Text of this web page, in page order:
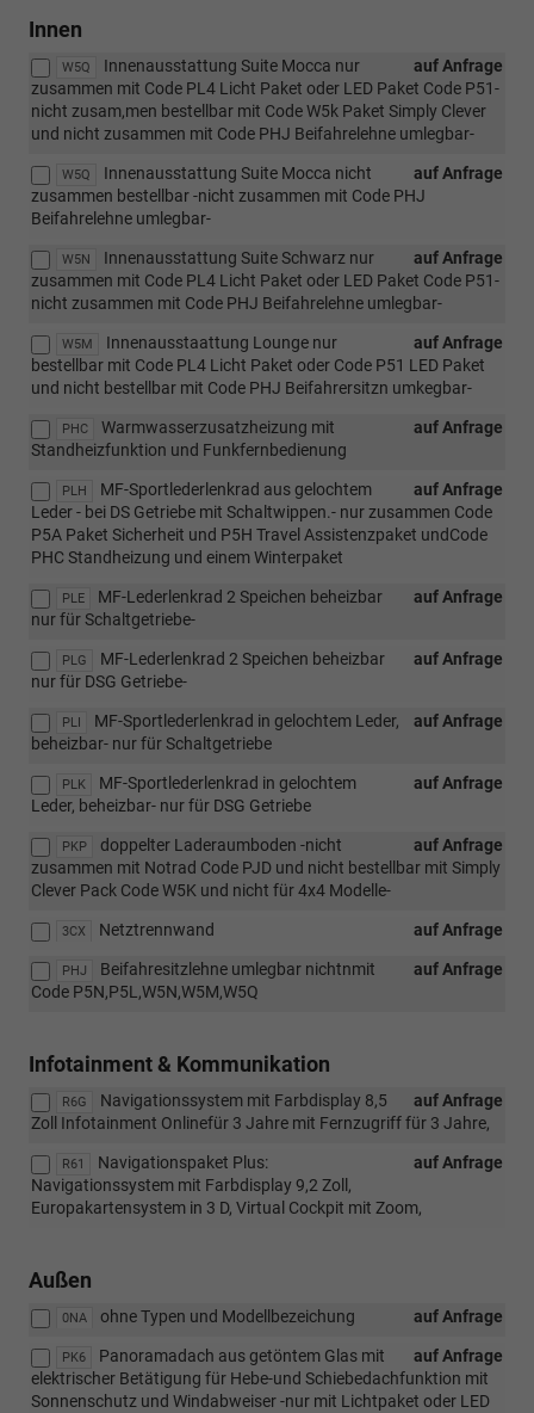
Innen
W5Q auf Anfrage
Innenausstattung Suite Mocca nur
zusammen mit Code PL4 Licht Paket oder LED Paket Code P51-
nicht zusam,men bestellbar mit Code W5k Paket Simply Clever
und nicht zusammen mit Code PHJ Beifahrelehne umlegbar-
W5Q auf Anfrage
Innenausstattung Suite Mocca nicht
zusammen bestellbar -nicht zusammen mit Code PHJ
Beifahrelehne umlegbar-
W5N auf Anfrage
Innenausstattung Suite Schwarz nur
zusammen mit Code PL4 Licht Paket oder LED Paket Code P51-
nicht zusammen mit Code PHJ Beifahrelehne umlegbar-
W5M auf Anfrage
Innenausstaattung Lounge nur
bestellbar mit Code PL4 Licht Paket oder Code P51 LED Paket
und nicht bestellbar mit Code PHJ Beifahrersitzn umkegbar-
PHC auf Anfrage
Warmwasserzusatzheizung mit
Standheizfunktion und Funkfernbedienung
PLH auf Anfrage
MF-Sportlederlenkrad aus gelochtem
Leder - bei DS Getriebe mit Schaltwippen.- nur zusammen Code
P5A Paket Sicherheit und P5H Travel Assistenzpaket undCode
PHC Standheizung und einem Winterpaket
PLE auf Anfrage
MF-Lederlenkrad 2 Speichen beheizbar
nur für Schaltgetriebe-
PLG auf Anfrage
MF-Lederlenkrad 2 Speichen beheizbar
nur für DSG Getriebe-
PLI auf Anfrage
MF-Sportlederlenkrad in gelochtem Leder,
beheizbar- nur für Schaltgetriebe
PLK auf Anfrage
MF-Sportlederlenkrad in gelochtem
Leder, beheizbar- nur für DSG Getriebe
PKP auf Anfrage
doppelter Laderaumboden -nicht
zusammen mit Notrad Code PJD und nicht bestellbar mit Simply
Clever Pack Code W5K und nicht für 4x4 Modelle-
3CX auf Anfrage
Netztrennwand
PHJ auf Anfrage
Beifahresitzlehne umlegbar nichtnmit
Code P5N,P5L,W5N,W5M,W5Q
Infotainment & Kommunikation
R6G auf Anfrage
Navigationssystem mit Farbdisplay 8,5
Zoll Infotainment Onlinefür 3 Jahre mit Fernzugriff für 3 Jahre,
R61 auf Anfrage
Navigationspaket Plus:
Navigationssystem mit Farbdisplay 9,2 Zoll,
Europakartensystem in 3 D, Virtual Cockpit mit Zoom,
Außen
0NA auf Anfrage
ohne Typen und Modellbezeichung
PK6 auf Anfrage
Panoramadach aus getöntem Glas mit
elektrischer Betätigung für Hebe-und Schiebedachfunktion mit
Sonnenschutz und Windabweiser -nur mit Lichtpaket oder LED